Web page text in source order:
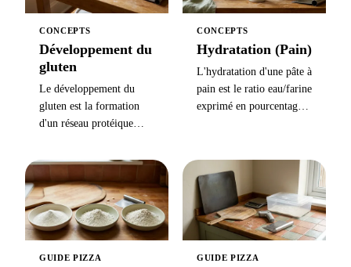
CONCEPTS
Développement du
gluten
Le développement du
gluten est la formation
d'un réseau protéique
pétrissage, pliage ou
temps — nécessaire pour
que le pain lève, garde sa
forme et soit moelleux.
CONCEPTS
Hydratation (Pain)
L'hydratation d'une pâte à
pain est le ratio eau/farine
exprimé en pourcentage
= 70 %) — plus elle est
élevée, plus la mie est
ouverte.
GUIDE PIZZA GUIDE PIZZA